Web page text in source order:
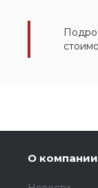
О компании